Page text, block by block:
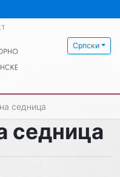
Српски
седница
седница